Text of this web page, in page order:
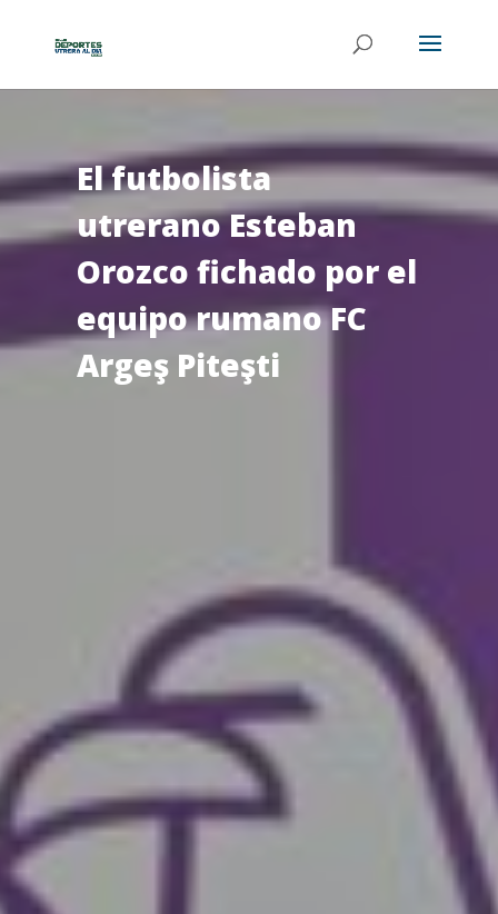
El futbolista
utrerano Esteban
Orozco fichado por el
equipo rumano FC
Argeş Piteşti